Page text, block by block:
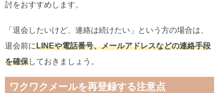
討をおすすめします。
「退会したいけど、連絡は続けたい」という方の場合は、
退会前にLINEや電話番号、メールアドレスなどの連絡手段
を確保しておきましょう。
ワクワクメールを再登録する注意点